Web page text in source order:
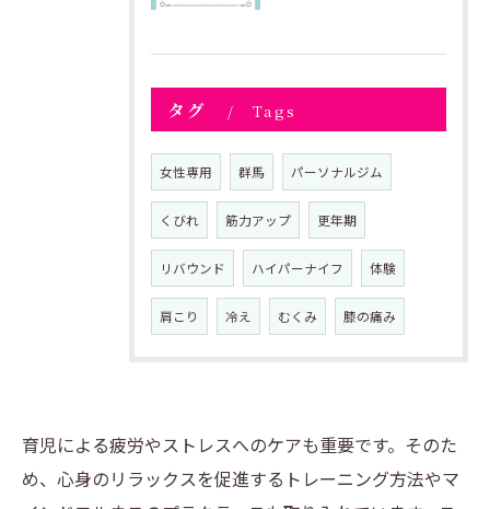
タグ Tags
女性専用 群馬 パーソナルジム
くびれ 筋力アップ 更年期
リバウンド ハイパーナイフ 体験
肩こり 冷え むくみ 膝の痛み
育児による疲労やストレスへのケアも重要です。そのた
め、心身のリラックスを促進するトレーニング方法やマ